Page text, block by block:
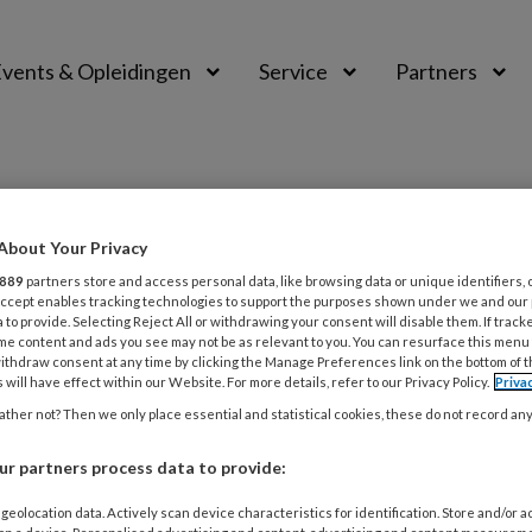
& Opleidingen Service Partners
2026 VAN DE BPSW INTERVIEW KLIMAATCRISIS
voor iedereen
herfst bezocht sociaal werker Anna Hoefnagels de
Your Privacy
889 partners store and access personal data, like browsing data or unique identifiers,
enables tracking technologies to support the purposes shown under we and
to provide. Selecting Reject All or withdrawing your consent will disable them. If
content and ads you see may not be as relevant to you. You can resurface this
consent at any time by clicking the Manage Preferences link on the bottom of
will have effect within our Website. For more details, refer to our Privacy Policy.
not? Then we only place essential and statistical cookies, these do not record
partners process data to provide:
data. Actively scan device characteristics for identification. Store and/or